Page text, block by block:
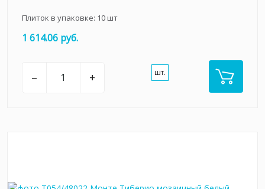
Плиток в упаковке: 10шт
1 614.06 руб.
– + шт.